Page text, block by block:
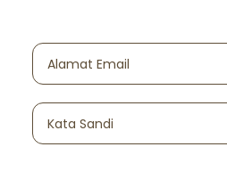
Alamat Email
Kata Sandi